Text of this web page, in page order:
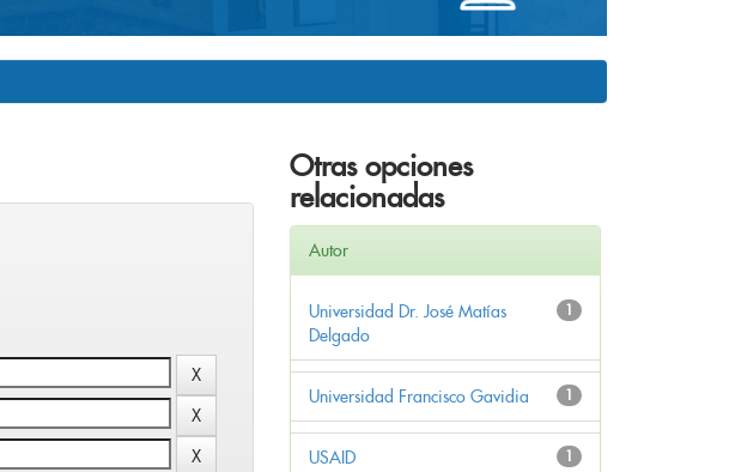
Otras opciones
relacionadas
Autor
1
Universidad Dr. José Matías
Delgado
1
Universidad Francisco Gavidia
1
USAID